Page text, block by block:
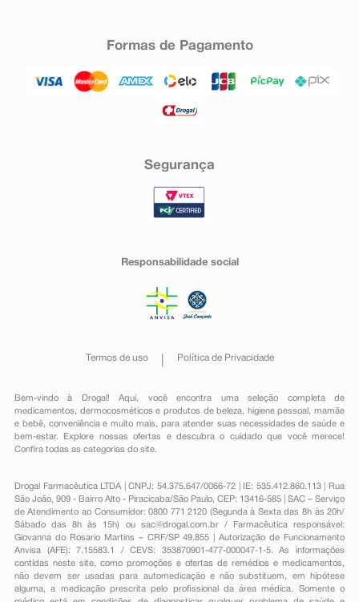
Formas de Pagamento
Segurança
Responsabilidade social
Termos de uso Política de Privacidade
Bem-vindo à Drogal! Aqui, você encontra uma seleção completa de
medicamentos , dermocosméticos e produtos de beleza, higiene pessoal ,mamãe
e bebê, conveniênciae muito mais, para atender suas necessidades de saúde e
bem-estar. Explore nossas ofertas e descubra o cuidado que você merece!
Confira todas as categorias do site.
Drogal Farmacêutica LTDA | CNPJ: 54.375.647/0066-72 | IE: 535.412.860.113 | Rua
São João, 909 - Bairro Alto - Piracicaba/São Paulo, CEP: 13416-585 | SAC – Serviço
de Atendimento ao Consumidor: 0800 771 2120 (Segunda à Sexta das 8h às 20h/
Sábado das 8h às 15h) ou sac@drogal.com.br/ Farmacêutica responsável:
Giovanna do Rosario Martins – CRF/SP 49.855 | Autorização de Funcionamento
Anvisa (AFE): 7.15583.1 / CEVS: 353870901-477-000047-1-5. As informações
contidas neste site, como promoções e ofertas de remédios e medicamentos,
não devem ser usadas para automedicação e não substituem, em hipótese
alguma, a medicação prescrita pelo profissional da área médica. Somente o